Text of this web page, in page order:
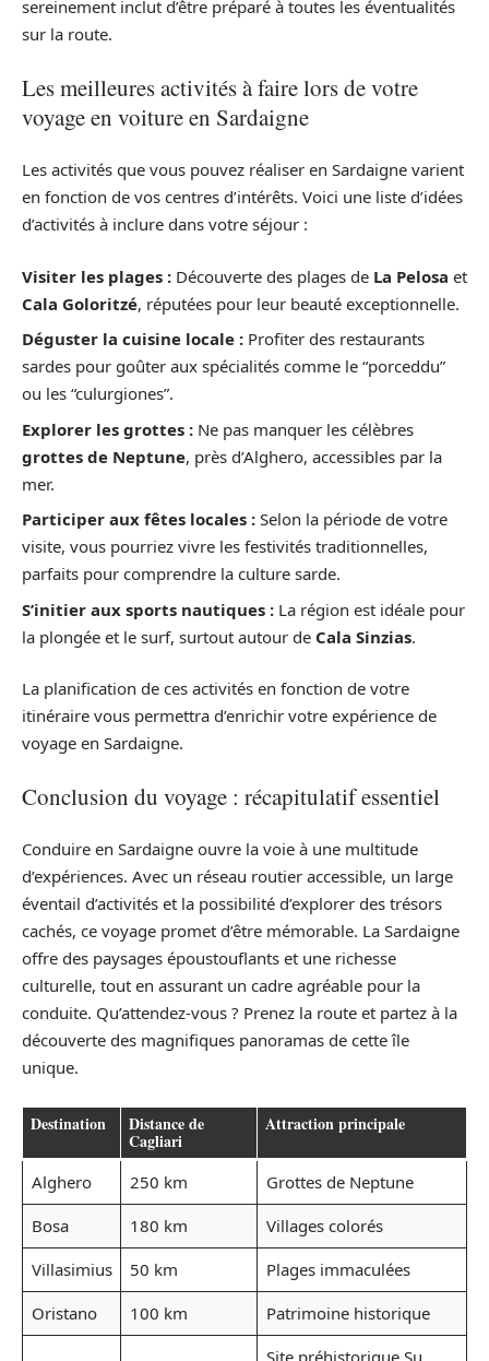
sereinement inclut d’être préparé à toutes les éventualités
sur la route.
Les meilleures activités à faire lors de votre
voyage en voiture en Sardaigne
Les activités que vous pouvez réaliser en Sardaigne varient
en fonction de vos centres d’intérêts. Voici une liste d’idées
d’activités à inclure dans votre séjour :
Visiter les plages : Découverte des plages de La Pelosa et
Cala Goloritzé, réputées pour leur beauté exceptionnelle.
Déguster la cuisine locale : Profiter des restaurants
sardes pour goûter aux spécialités comme le “porceddu”
ou les “culurgiones”.
Explorer les grottes : Ne pas manquer les célèbres
grottes de Neptune, près d’Alghero, accessibles par la
mer.
Participer aux fêtes locales : Selon la période de votre
visite, vous pourriez vivre les festivités traditionnelles,
parfaits pour comprendre la culture sarde.
S’initier aux sports nautiques : La région est idéale pour
la plongée et le surf, surtout autour de Cala Sinzias.
La planification de ces activités en fonction de votre
itinéraire vous permettra d’enrichir votre expérience de
voyage en Sardaigne.
Conclusion du voyage : récapitulatif essentiel
Conduire en Sardaigne ouvre la voie à une multitude
d’expériences. Avec un réseau routier accessible, un large
éventail d’activités et la possibilité d’explorer des trésors
cachés, ce voyage promet d’être mémorable. La Sardaigne
offre des paysages époustouflants et une richesse
culturelle, tout en assurant un cadre agréable pour la
conduite. Qu’attendez-vous ? Prenez la route et partez à la
découverte des magnifiques panoramas de cette île
unique.
Destination Distance de
Cagliari
Attraction principale
Alghero 250 km
Grottes de Neptune
Bosa
180 km
Villages colorés
Villasimius
50 km
Plages immaculées
Oristano
100 km Patrimoine historique
Site préhistorique Su